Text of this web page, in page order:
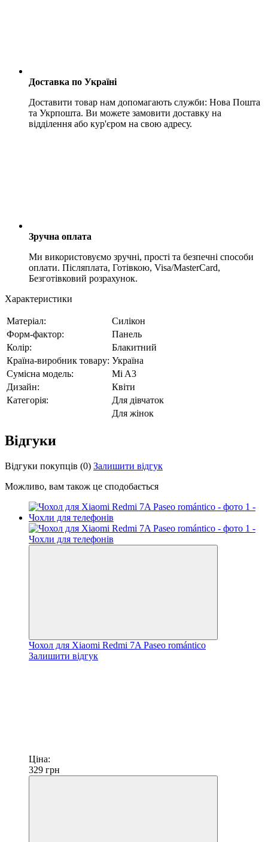
Доставка по Україні
Доставити товар нам допомагають служби: Нова Пошта
та Укрпошта. Ви можете замовити доставку на
відділення або кур'єром на свою адресу.
Зручна оплата
Ми використовуємо зручні, прості та безпечні способи
оплати. Післяплата, Готівкою, Visa/MasterCard,
Безготівковий розрахунок.
Характеристики
Матеріал:
Силікон
Форм-фактор:
Панель
Колір:
Блакитний
Країна-виробник товару: Україна
Сумісна модель:
Mi A3
Дизайн:
Квіти
Категорія:
Для дівчаток
Для жінок
Відгуки
Відгуки покупців (0) Залишити відгук
Можливо, вам також це сподобається
Чохол для Xiaomi Redmi 7A Paseo romántico
Залишити відгук
Ціна:
329 грн